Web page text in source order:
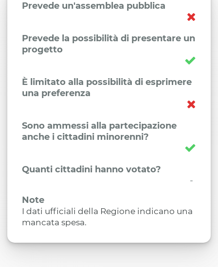
Prevede un'assemblea pubblica
Prevede la possibilità di presentare un
progetto
È limitato alla possibilità di esprimere
una preferenza
Sono ammessi alla partecipazione
anche i cittadini minorenni?
Quanti cittadini hanno votato?
-
Note
I dati ufficiali della Regione indicano una
mancata spesa.